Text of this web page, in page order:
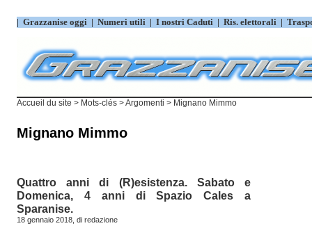
| Grazzanise oggi | Numeri utili | I nostri Caduti | Ris. elettorali |
Accueil du site > Mots-clés > Argomenti > Mignano Mimmo
Mignano Mimmo
Quattro anni di (R)esistenza. Sabato e
Domenica, 4 anni di Spazio Cales a
Sparanise.
18 gennaio 2018, di redazione